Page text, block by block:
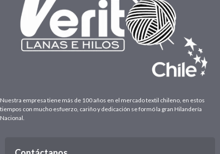
Nuestra empresa tiene más de 100 años en el mercado textil chileno, en estos
tiempos con mucho esfuerzo, cariño y dedicación se formó la gran Hilandería
Nacional.